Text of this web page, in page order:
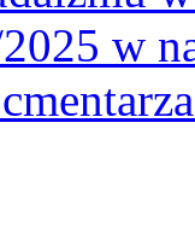
w